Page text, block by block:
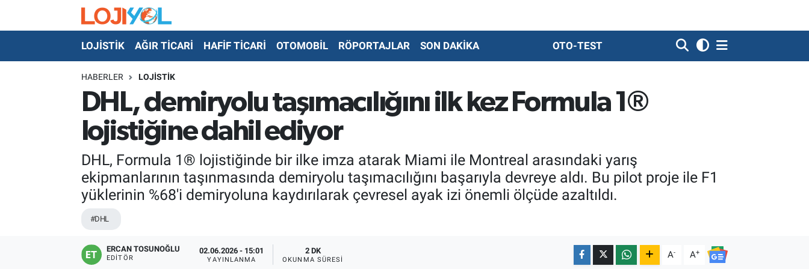
LOJİSTİK AĞIR TİCARİ HAFİF TİCARİ OTOMOBİL RÖPORTAJLAR SON DAKİKA OTO-TEST
HABERLER LOJİSTİK
DHL, demiryolu taşımacılığını ilk kez Formula 1®
lojistiğine dahil ediyor
DHL, Formula 1® lojistiğinde bir ilke imza atarak Miami ile Montreal arasındaki yarış
ekipmanlarının taşınmasında demiryolu taşımacılığını başarıyla devreye aldı. Bu pilot proje ile F1
yüklerinin %68'i demiryoluna kaydırılarak çevresel ayak izi önemli ölçüde azaltıldı.
#DHL
ERCAN TOSUNOĞLU
EDITÖR
02.06.2026 - 15:01
YAYINLANMA
2 DK
OKUNMA SÜRESI A- A+
OTO-TEST